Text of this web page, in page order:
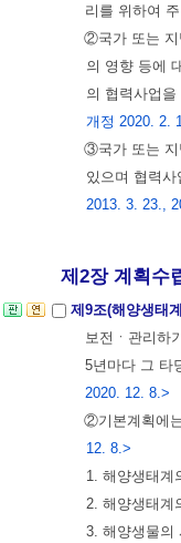
리를 위하여
②국가 또는 지
의 영향 등에
의 협력사업
개정 2020. 2.
③국가 또는 지
있으며 협력
2013. 3. 23.,
제2장 계획수
제9조(해양생태
보전ㆍ관리하
5년마다 그 타
2020. 12. 8.>
②기본계획에
12. 8.>
1. 해양생태계
2. 해양생태계
3. 해양생물의